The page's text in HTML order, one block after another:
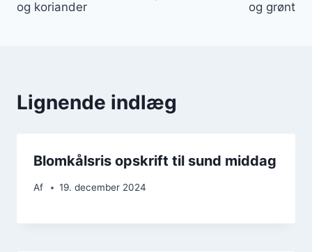
og koriander
og grønt
Lignende indlæg
Blomkålsris opskrift til sund middag
Af 19. december 2024